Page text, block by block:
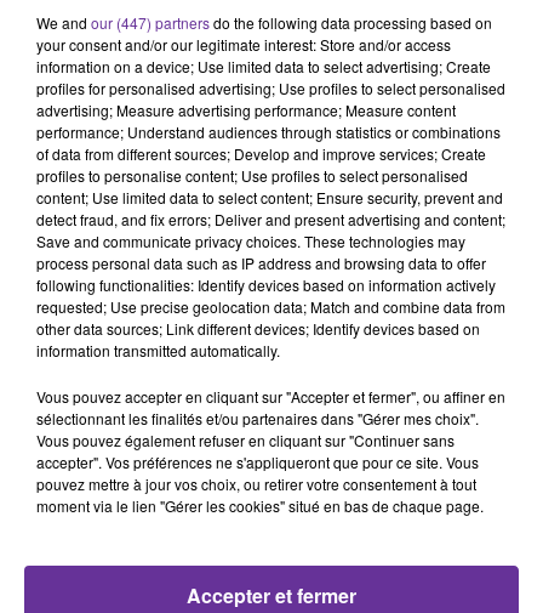
Liban
26 avril 2022 - 19 min 40 sec
LE JOURNAL DU LIBAN DU SOIR DU 26/04/22
LB
JOURNAL EN LANGUE ARABE
LE JOURNAL DU LIBAN DU SOIR DU 26/04/22
0:00 19 min 40 sec
We and our (447) partnersdo the following data processing based on
your consent and/or our legitimate interest: Store and/or access
information on a device; Use limited data to select advertising; Create
profiles for personalised advertising; Use profiles to select personalised
advertising; Measure advertising performance; Measure content
performance; Understand audiences through statistics or combinations
of data from different sources; Develop and improve services; Create
profiles to personalise content; Use profiles to select personalised
content; Use limited data to select content; Ensure security, prevent and
detect fraud, and fix errors; Deliver and present advertising and content;
Save and communicate privacy choices. These technologies may
process personal data such as IP address and browsing data to offer
following functionalities: Identify devices based on information actively
requested; Use precise geolocation data; Match and combine data from
other data sources; Link different devices; Identify devices based on
information transmitted automatically.
Vous pouvez accepter en cliquant sur "Accepter et fermer", ou affiner en
sélectionnant les finalités et/ou partenaires dans "Gérer mes choix".
Vous pouvez également refuser en cliquant sur "Continuer sans
accepter". Vos préférences ne s'appliqueront que pour ce site. Vous
pouvez mettre à jour vos choix, ou retirer votre consentement à tout
moment via le lien "Gérer les cookies" situé en bas de chaque page.
Accepter et fermer